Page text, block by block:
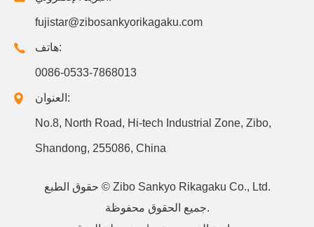
fujistar@zibosankyorikagaku.com
هاتف:
0086-0533-7868013
العنوان:
No.8, North Road, Hi-tech Industrial Zone, Zibo,
Shandong, 255086, China
حقوق الطبع © Zibo Sankyo Rikagaku Co., Ltd.
جميع الحقوق محفوظة.